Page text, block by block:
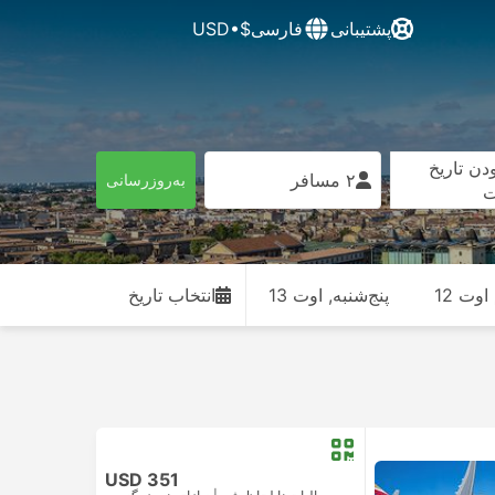
پشتیبانی فارسی$•USD
تاریخ
۲ مسافر به‌روزرسانی
12 پنج‌شنبه, اوت 13 انتخاب تاریخ
USD 351